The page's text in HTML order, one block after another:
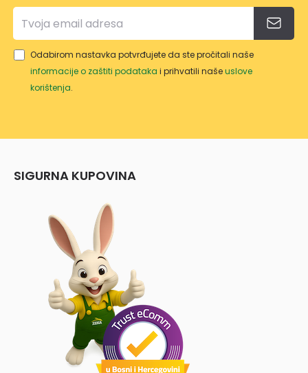
Odabirom nastavka potvrđujete da ste pročitali naše
informacije o zaštiti podataka i prihvatili našeuslove
korištenja.
SIGURNA KUPOVINA